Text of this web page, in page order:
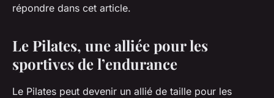
répondre dans cet article.
Le Pilates, une alliée pour les
sportives de l’endurance
Le Pilates peut devenir un allié de taille pour les